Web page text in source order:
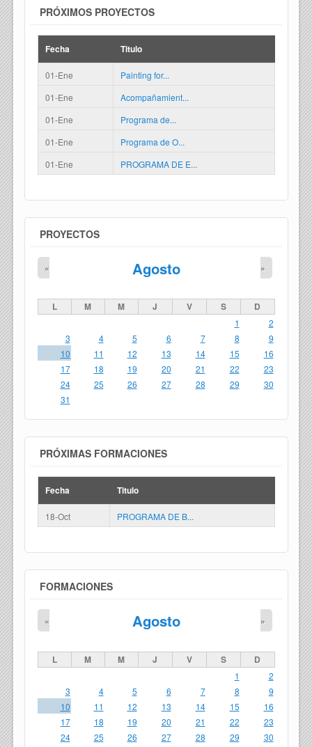
PRÓXIMOS PROYECTOS
Fecha Titulo
01-Ene
Painting for...
01-Ene
Acompañamient...
01-Ene
Programa de...
01-Ene
Programa de O...
01-Ene
PROGRAMA DE E...
PROYECTOS
Agosto
« »
L M M J V S D
1
2
3
4 5 6 7 8
9
10
11 12 13 14 15
16
17
18 19 20 21 22
23
24
25 26 27 28 29
30
31
PRÓXIMAS FORMACIONES
Fecha Titulo
18-Oct PROGRAMA DE B...
FORMACIONES
Agosto
« »
L M M J V S D
1
2
3
4 5 6 7 8
9
10
11 12 13 14 15
16
17
18 19 20 21 22
23
24
25 26 27 28 29
30